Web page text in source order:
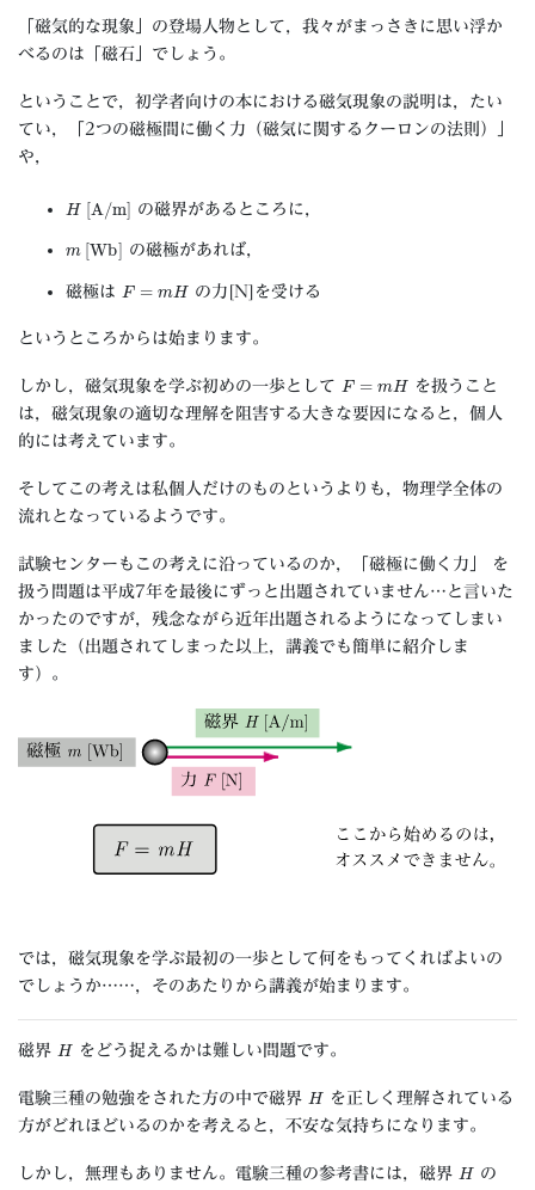
「磁気的な現象」の登場人物として，我々がまっさきに思い浮か
べるのは「磁石」でしょう。
ということで，初学者向けの本における磁気現象の説明は，たい
てい，「2つの磁極間に働く力（磁気に関するクーロンの法則）」
や，
H [A/m]の磁界があるところに，
[Wb]の磁極があれば，
磁極は F= H の力[N]を受ける
というところからは始まります。
しかし，磁気現象を学ぶ初めの一歩として F= H
を扱うこと
は，磁気現象の適切な理解を阻害する大きな要因になると，個人
的には考えています。
そしてこの考えは私個人だけのものというよりも，物理学全体の
流れとなっているようです。
試験センターもこの考えに沿っているのか，「磁極に働く力」 を
扱う問題は平成7年を最後にずっと出題されていません…と言いた
かったのですが，残念ながら近年出題されるようになってしまい
ました（出題されてしまった以上，講義でも簡単に紹介しま
す）。
では，磁気現象を学ぶ最初の一歩として何をもってくればよいの
でしょうか……，そのあたりから講義が始まります。
磁界 Hをどう捉えるかは難しい問題です。
電験三種の勉強をされた方の中で磁界 Hを正しく理解されている
方がどれほどいるのかを考えると，不安な気持ちになります。
しかし，無理もありません。電験三種の参考書には，磁界 Hの